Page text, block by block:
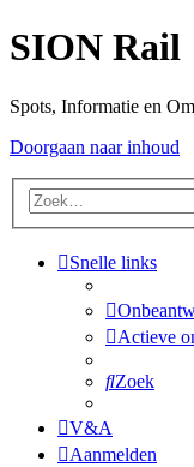
SION Rail
Spots, Informatie en
Doorgaan naar inhoud
Snelle links
Actieve
Zoek
V&A
Aanmelden